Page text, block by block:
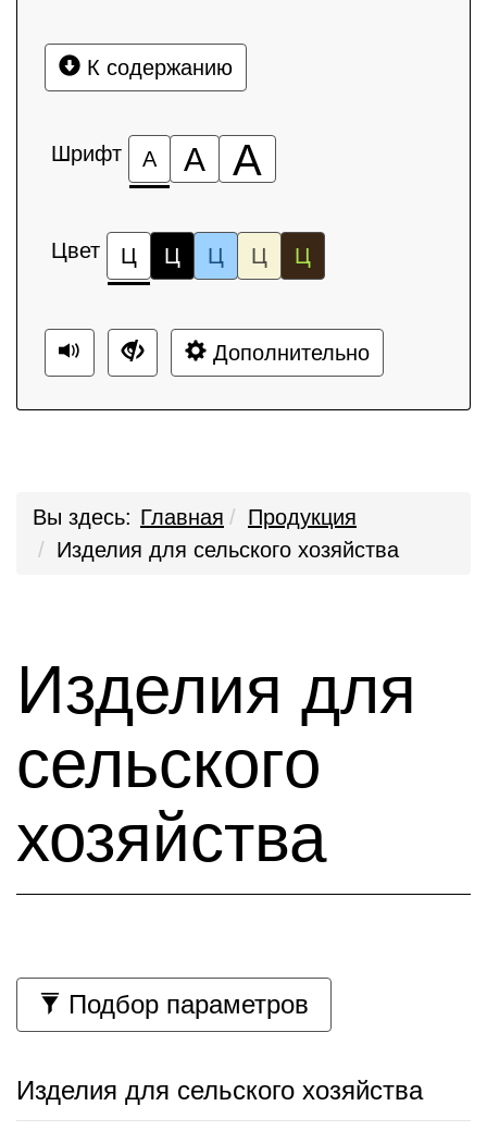
К содержанию
Шрифт А А А
Цвет Ц Ц Ц Ц Ц
Дополнительно
Вы здесь: Главная
Продукция
Изделия для сельского хозяйства
Изделия для
сельского
хозяйства
Подбор параметров
Изделия для сельского хозяйства